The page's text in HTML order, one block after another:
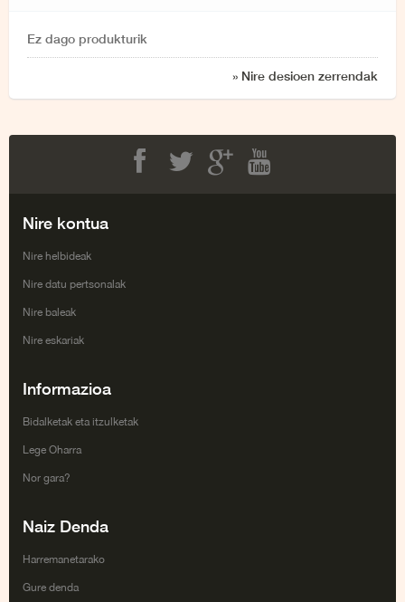
Ez dago produkturik
» Nire desioen zerrendak
Nire kontua
Nire helbideak
Nire datu pertsonalak
Nire baleak
Nire eskariak
Informazioa
Bidalketak eta itzulketak
Lege Oharra
Nor gara?
Naiz Denda
Harremanetarako
Gure denda